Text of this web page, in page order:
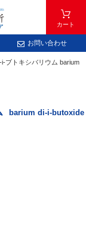
カート
お問い合わせ
ら元素記号をタップ
i-ブトキシバリウム barium
barium di-i-butoxide